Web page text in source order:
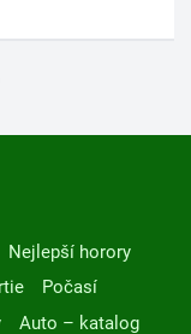
Nejlepší horory
Počasí
Auto – katalog